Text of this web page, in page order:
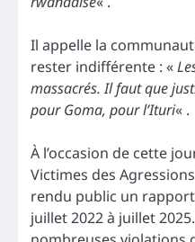
Il appelle la
rester indifférente : «
massacrés. Il faut que
pour Goma, pour l’Ituri« .
À l’occasion de cette
Victimes des
rendu public un
juillet 2022 à juillet